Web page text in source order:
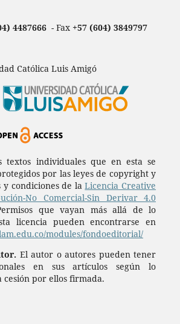
4487666- Fax +57 (604) 3849797
Católica Luis Amigó
textos individuales que en esta se
por las leyes de copyright y
y condiciones de laLicencia Creative
No Comercial-Sin Derivar 4.0
que vayan más allá de lo
licencia pueden encontrarse en
modules/fondoeditorial/
El autor o autores pueden tener
en sus artículos según lo
cesión por ellos firmada.